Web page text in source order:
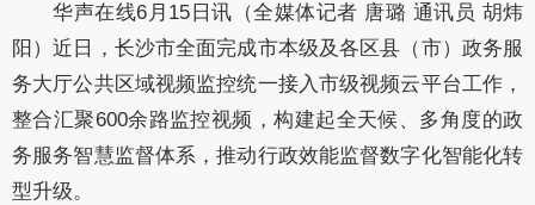
华声在线6月15日讯（全媒体记者 唐璐 通讯员 胡炜
阳）近日，长沙市全面完成市本级及各区县（市）政务服
务大厅公共区域视频监控统一接入市级视频云平台工作，
整合汇聚600余路监控视频，构建起全天候、多角度的政
务服务智慧监督体系，推动行政效能监督数字化智能化转
型升级。